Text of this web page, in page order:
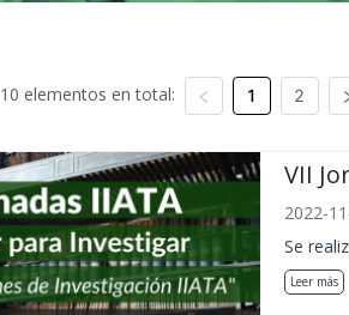
10 elementos en total: 1 2
VII
2022-
Se
Leer más